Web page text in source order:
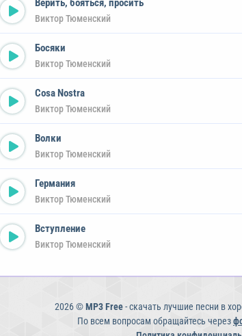
Верить, бояться, просить
Виктор Тюменский
Босяки
Виктор Тюменский
Cosa Nostra
Виктор Тюменский
Волки
Виктор Тюменский
Германия
Виктор Тюменский
Вступление
Виктор Тюменский
2026 ©MP3 Free- скачать лучшие песни в
По всем вопросам обращайтесь через